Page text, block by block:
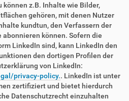
z.B. Inhalte wie Bilder,
gehören, mit denen Nutzer
kundtun, den Verfassern der
können. Sofern die
LinkedIn sind, kann LinkedIn den
den dortigen Profilen der
von LinkedIn:
privacy-policy.. LinkedIn ist unter
zertifiziert und bietet hierdurch
Datenschutzrecht einzuhalten